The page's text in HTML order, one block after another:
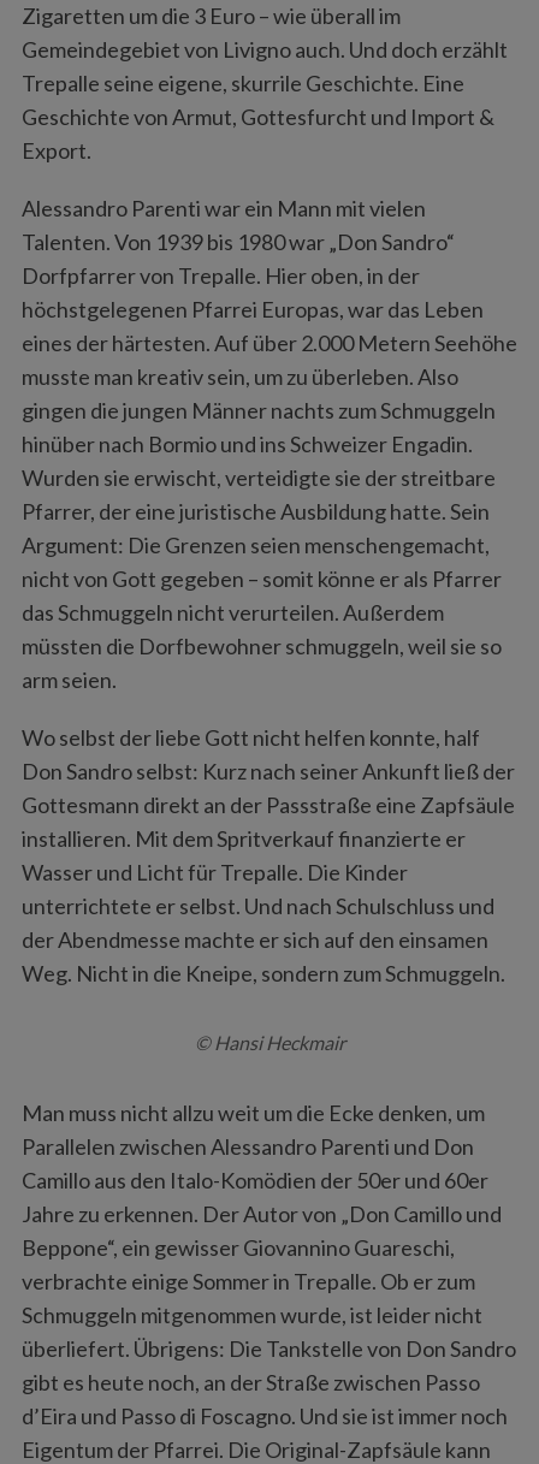
Zigaretten um die 3 Euro – wie überall im
Gemeindegebiet von Livigno auch. Und doch erzählt
Trepalle seine eigene, skurrile Geschichte. Eine
Geschichte von Armut, Gottesfurcht und Import &
Export.
Alessandro Parenti war ein Mann mit vielen
Talenten. Von 1939 bis 1980 war „Don Sandro“
Dorfpfarrer von Trepalle. Hier oben, in der
höchstgelegenen Pfarrei Europas, war das Leben
eines der härtesten. Auf über 2.000 Metern Seehöhe
musste man kreativ sein, um zu überleben. Also
gingen die jungen Männer nachts zum Schmuggeln
hinüber nach Bormio und ins Schweizer Engadin.
Wurden sie erwischt, verteidigte sie der streitbare
Pfarrer, der eine juristische Ausbildung hatte. Sein
Argument: Die Grenzen seien menschengemacht,
nicht von Gott gegeben – somit könne er als Pfarrer
das Schmuggeln nicht verurteilen. Außerdem
müssten die Dorfbewohner schmuggeln, weil sie so
arm seien.
Wo selbst der liebe Gott nicht helfen konnte, half
Don Sandro selbst: Kurz nach seiner Ankunft ließ der
Gottesmann direkt an der Passstraße eine Zapfsäule
installieren. Mit dem Spritverkauf finanzierte er
Wasser und Licht für Trepalle. Die Kinder
unterrichtete er selbst. Und nach Schulschluss und
der Abendmesse machte er sich auf den einsamen
Weg. Nicht in die Kneipe, sondern zum Schmuggeln.
© Hansi Heckmair
Man muss nicht allzu weit um die Ecke denken, um
Parallelen zwischen Alessandro Parenti und Don
Camillo aus den Italo-Komödien der 50er und 60er
Jahre zu erkennen. Der Autor von „Don Camillo und
Beppone“, ein gewisser Giovannino Guareschi,
verbrachte einige Sommer in Trepalle. Ob er zum
Schmuggeln mitgenommen wurde, ist leider nicht
überliefert. Übrigens: Die Tankstelle von Don Sandro
gibt es heute noch, an der Straße zwischen Passo
d’Eira und Passo di Foscagno. Und sie ist immer noch
Eigentum der Pfarrei. Die Original-Zapfsäule kann
S
e